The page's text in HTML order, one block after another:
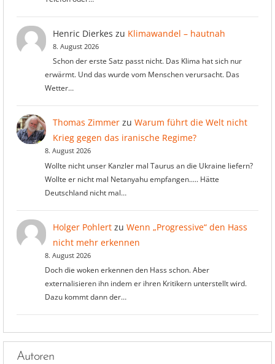
Henric Dierkes zu Klimawandel – hautnah
8. August 2026
Schon der erste Satz passt nicht. Das Klima hat sich nur
erwärmt. Und das wurde vom Menschen verursacht. Das
Wetter…
Thomas Zimmerzu Warum führt die Welt nicht
Krieg gegen das iranische Regime?
8. August 2026
Wollte nicht unser Kanzler mal Taurus an die Ukraine liefern?
Wollte er nicht mal Netanyahu empfangen..... Hätte
Deutschland nicht mal…
Holger Pohlertzu Wenn „Progressive“ den Hass
nicht mehr erkennen
8. August 2026
Doch die woken erkennen den Hass schon. Aber
externalisieren ihn indem er ihren Kritikern unterstellt wird.
Dazu kommt dann der…
Autoren